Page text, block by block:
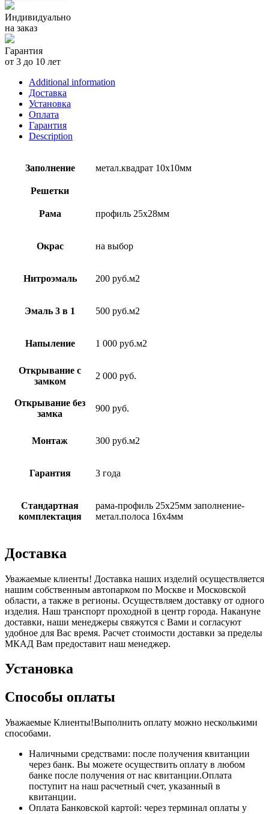
Индивидуально
на заказ
Гарантия
от 3 до 10 лет
Additional information
Доставка
Установка
Оплата
Гарантия
Description
Заполнение метал.квадрат 10х10мм
Решетки
Рама профиль 25х28мм
Окрас на выбор
Нитроэмаль 200 руб.м2
Эмаль 3 в 1 500 руб.м2
Напыление 1 000 руб.м2
Открывание с
замком
2 000 руб.
Открывание без
замка
900 руб.
Монтаж 300 руб.м2
Гарантия 3 года
Стандартная
комплектация
рама-профиль 25х25мм заполнение-
метал.полоса 16х4мм
Доставка
Уважаемые клиенты! Доставка наших изделий осуществляется
нашим собственным автопарком по Москве и Московской
области, а также в регионы. Осуществляем доставку от одного
изделия. Наш транспорт проходной в центр города. Накануне
доставки, наши менеджеры свяжутся с Вами и согласуют
удобное для Вас время. Расчет стоимости доставки за пределы
МКАД Вам предоставит наш менеджер.
Установка
Способы оплаты
Уважаемые Клиенты!Выполнить оплату можно несколькими
способами.
Наличными средствами: после получения квитанции
через банк. Вы можете осуществить оплату в любом
банке после получения от нас квитанции.Оплата
поступит на наш расчетный счет, указанный в
квитанции.
Оплата Банковской картой: через терминал оплаты у